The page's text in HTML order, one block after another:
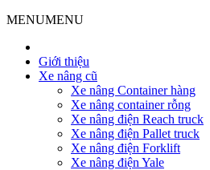
MENUMENU
Giới thiệu
Xe nâng cũ
Xe nâng Container hàng
Xe nâng container rỗng
Xe nâng điện Reach truck
Xe nâng điện Pallet truck
Xe nâng điện Forklift
Xe nâng điện Yale